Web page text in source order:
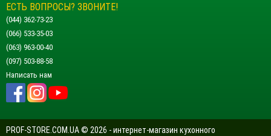
ЕСТЬ ВОПРОСЫ? ЗВОНИТЕ!
(044) 362-73-23
(066) 533-35-03
(063) 963-00-40
(097) 503-88-58
Написать нам
PROF-STORE.COM.UA © 2026 - интернет-магазин кухонного